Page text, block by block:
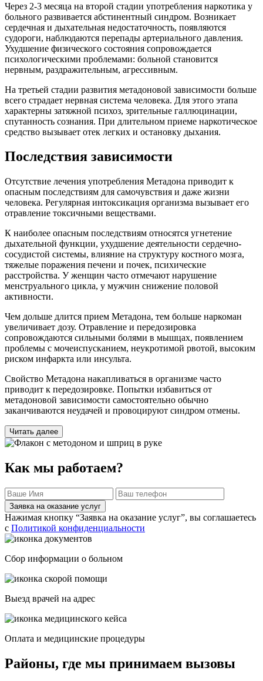
Через 2-3 месяца на второй стадии употребления наркотика у
больного развивается абстинентный синдром. Возникает
сердечная и дыхательная недостаточность, появляются
судороги, наблюдаются перепады артериального давления.
Ухудшение физического состояния сопровождается
психологическими проблемами: больной становится
нервным, раздражительным, агрессивным.
На третьей стадии развития метадоновой зависимости больше
всего страдает нервная система человека. Для этого этапа
характерны затяжной психоз, зрительные галлюцинации,
спутанность сознания. При длительном приеме наркотическое
средство вызывает отек легких и остановку дыхания.
Последствия зависимости
Отсутствие лечения употребления Метадона приводит к
опасным последствиям для самочувствия и даже жизни
человека. Регулярная интоксикация организма вызывает его
отравление токсичными веществами.
К наиболее опасным последствиям относятся угнетение
дыхательной функции, ухудшение деятельности сердечно-
сосудистой системы, влияние на структуру костного мозга,
тяжелые поражения печени и почек, психические
расстройства. У женщин часто отмечают нарушение
менструального цикла, у мужчин снижение половой
активности.
Чем дольше длится прием Метадона, тем больше наркоман
увеличивает дозу. Отравление и передозировка
сопровождаются сильными болями в мышцах, появлением
проблемы с мочеиспусканием, неукротимой рвотой, высоким
риском инфаркта или инсульта.
Свойство Метадона накапливаться в организме часто
приводит к передозировке. Попытки избавиться от
метадоновой зависимости самостоятельно обычно
заканчиваются неудачей и провоцируют синдром отмены.
Читать далее
Как мы работаем?
Заявка на оказание услуг
Нажимая кнопку “Заявка на оказание услуг”, вы соглашаетесь
с Политикой конфиденциальности
Сбор информации о больном
Выезд врачей на адрес
Оплата и медицинские процедуры
Районы, где мы принимаем вызовы